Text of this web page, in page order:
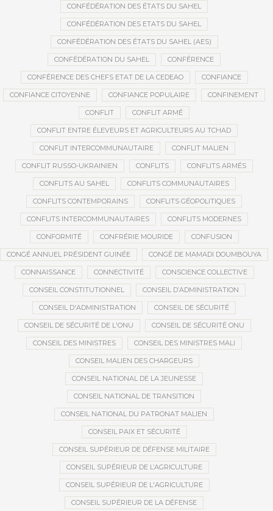
CONFÉDÉRATION DES ÉTATS DU SAHEL
CONFÉDÉRATION DES ETATS DU SAHEL
CONFÉDÉRATION DES ÉTATS DU SAHEL (AES)
CONFÉDÉRATION DU SAHEL CONFÉRENCE
CONFÉRENCE DES CHEFS ETAT DE LA CEDEAO CONFIANCE
CONFIANCE CITOYENNE CONFIANCE POPULAIRE CONFINEMENT
CONFLIT CONFLIT ARMÉ
CONFLIT ENTRE ÉLEVEURS ET AGRICULTEURS AU TCHAD
CONFLIT INTERCOMMUNAUTAIRE CONFLIT MALIEN
CONFLIT RUSSO-UKRAINIEN CONFLITS CONFLITS ARMÉS
CONFLITS AU SAHEL CONFLITS COMMUNAUTAIRES
CONFLITS CONTEMPORAINS CONFLITS GÉOPOLITIQUES
CONFLITS INTERCOMMUNAUTAIRES CONFLITS MODERNES
CONFORMITÉ CONFRÉRIE MOURIDE CONFUSION
CONGÉ ANNUEL PRÉSIDENT GUINÉE CONGÉ DE MAMADI DOUMBOUYA
CONNAISSANCE CONNECTIVITÉ CONSCIENCE COLLECTIVE
CONSEIL CONSTITUTIONNEL CONSEIL D’ADMINISTRATION
CONSEIL D'ADMINISTRATION CONSEIL DE SÉCURITÉ
CONSEIL DE SÉCURITÉ DE L'ONU CONSEIL DE SÉCURITÉ ONU
CONSEIL DES MINISTRES CONSEIL DES MINISTRES MALI
CONSEIL MALIEN DES CHARGEURS
CONSEIL NATIONAL DE LA JEUNESSE
CONSEIL NATIONAL DE TRANSITION
CONSEIL NATIONAL DU PATRONAT MALIEN
CONSEIL PAIX ET SÉCURITÉ
CONSEIL SUPÉRIEUR DE DÉFENSE MILITAIRE
CONSEIL SUPÉRIEUR DE L’AGRICULTURE
CONSEIL SUPÉRIEUR DE L'AGRICULTURE
CONSEIL SUPÉRIEUR DE LA DÉFENSE